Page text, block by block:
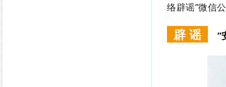
络辟谣”微信
辟 谣 “